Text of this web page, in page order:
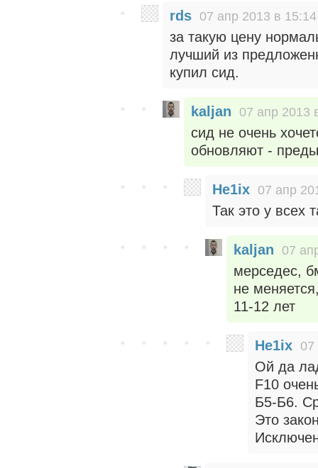
rds 07 апр 2013 в 15:14
за такую цену
лучший из
купил сид.
kaljan 07 апр 2013
сид не очень
обновляют -
He1ix 07 апр
Так это у всех
kaljan 07
мерседес,
не
11-12 лет
He1ix 07
Ой да
F10
Б5-Б6.
Это